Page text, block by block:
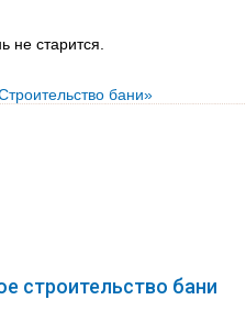
не старится.
бани»
строительство бани